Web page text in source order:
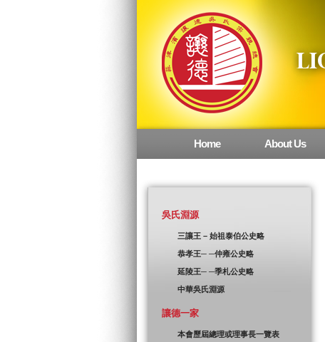
Main menu
Home About Us
吳氏淵源
三讓王 – 始祖泰伯公史略
恭孝王─ ─仲雍公史略
延陵王─ ─季札公史略
中華吳氏淵源
讓德一家
本會歷屆總理或理事長一覽表